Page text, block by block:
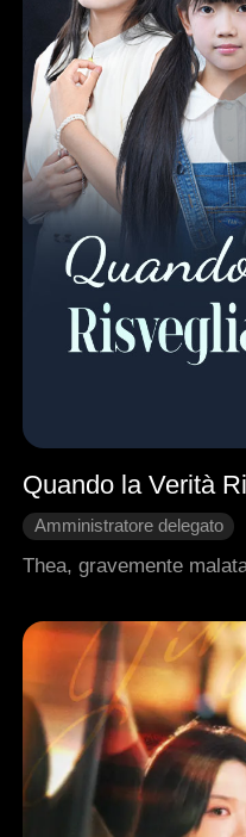
Quando la Verità
Amministratore delegato
Romanzo sentimentale